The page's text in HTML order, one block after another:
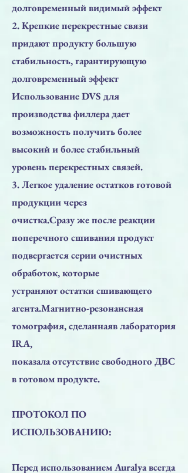
долговременный видимый эффект
2. Крепкие перекрестные связи
придают продукту большую
стабильность, гарантирующую
долговременный эффект
Использование DVS для
производства филлера дает
возможность получить более
высокий и более стабильный
уровень перекрестных связей.
3. Легкое удаление остатков готовой
продукции через
очистка.Сразу же после реакции
поперечного сшивания продукт
подвергается серии очистных
обработок, которые
устраняют остатки сшивающего
агента.Магнитно-резонансная
томография, сделаннаяв лаборатория
IRA,
показала отсутствие свободного ДВС
в готовом продукте.
ПРОТОКОЛ ПО
ИСПОЛЬЗОВАНИЮ:
Перед использованием Auralya всегда